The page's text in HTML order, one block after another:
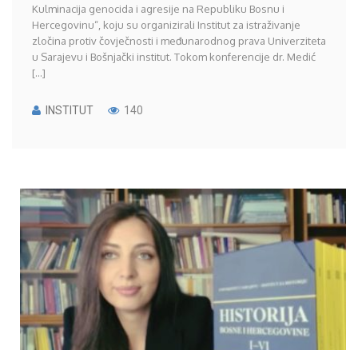
Kulminacija genocida i agresije na Republiku Bosnu i
Hercegovinu“, koju su organizirali Institut za istraživanje
zločina protiv čovječnosti i međunarodnog prava Univerziteta
u Sarajevu i Bošnjački institut. Tokom konferencije dr. Medić
[...]
INSTITUT 140